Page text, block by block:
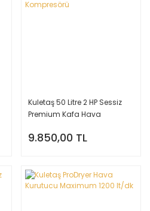
Kuletaş 50 Litre 2 HP Sessiz
Premium Kafa Hava
9.850,00 TL